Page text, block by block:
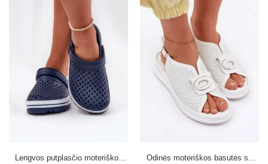
Lengvos putplasčio moteriškos
Odinės moteriškos basutės su